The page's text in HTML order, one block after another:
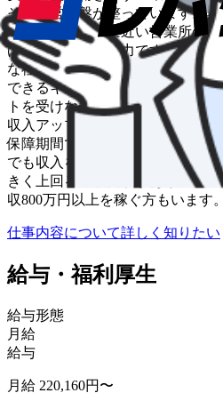
その経営基盤が整っています。
的な活用、都心に近い営業所の
げやすい環境も魅力です。充実
な社風も、働きやすさの1つです
できるキャリアパス 未経験から
トを受けながら経験を積むこと
収入アップを目指せるのがグリ
保障期間で基礎を固め、その後
でも収入を伸ばせる環境です。
きく上回る年収実績があり、ベ
収800万円以上を稼ぐ方もいます。
仕事内容について詳しく知りたい
給与・福利厚生
給与形態
月給
給与
月給 220,160円〜